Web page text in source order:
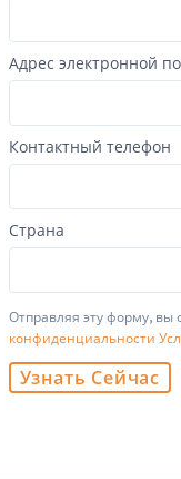
Адрес электронной
Контактный телефон
Страна
Отправляя эту форму, вы
конфиденциальности
Узнать Сейчас